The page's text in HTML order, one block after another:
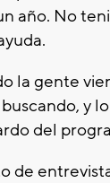
año. No
la gente
y
del
de